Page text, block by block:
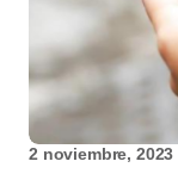
2 noviembre, 2023